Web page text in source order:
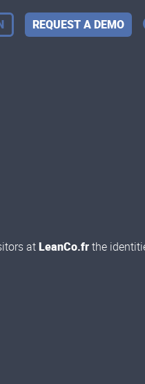
REQUEST A DEMO
atLeanCo.frthe